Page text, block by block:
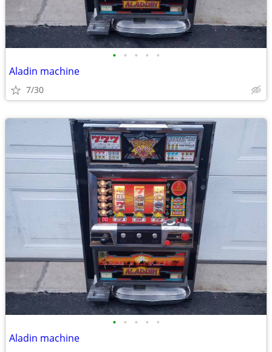
• • • • •
Aladin machine
7/30
• • • • •
Aladin machine